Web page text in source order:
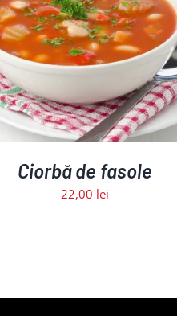
Ciorbă de fasole
22,00 lei
ADAUGĂ ÎN COȘ / DETALII